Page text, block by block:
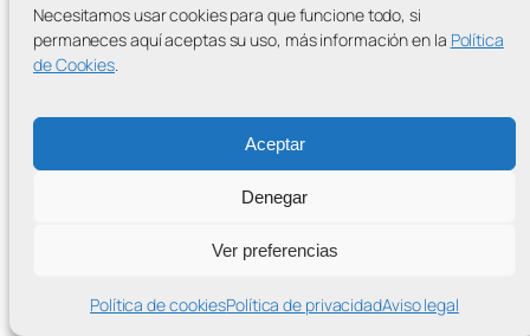
Necesitamos usar cookies para que funcione todo, si
permaneces aquí aceptas su uso, más información en la Política
de Cookies.
Aceptar
Denegar
Ver preferencias
Política de cookiesPolítica de privacidadAviso legal
WordPress